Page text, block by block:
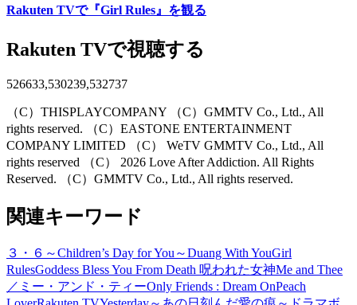
Rakuten TVで『Girl Rules』を観る
Rakuten TVで視聴する
526633,530239,532737
（C）THISPLAYCOMPANY （C）GMMTV Co., Ltd., All
rights reserved. （C）EASTONE ENTERTAINMENT
COMPANY LIMITED （C） WeTV GMMTV Co., Ltd., All
rights reserved （C） 2026 Love After Addiction. All Rights
Reserved. （C）GMMTV Co., Ltd., All rights reserved.
関連キーワード
３・６～Children’s Day for You～Duang With YouGirl
RulesGoddess Bless You From Death 呪われた女神Me and Thee
／ミー・アンド・ティーOnly Friends : Dream OnPeach